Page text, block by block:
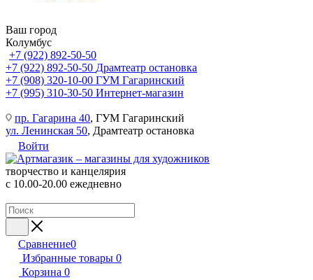
Ваш город
Колумбус
+7 (922) 892-50-50
+7 (922) 892-50-50 Драмтеатр остановка
+7 (908) 320-10-00 ГУМ Гагаринский
+7 (995) 310-30-50 Интернет-магазин
пр. Гагарина 40, ГУМ Гагаринский
ул. Ленинская 50, Драмтеатр остановка
Войти
творчество и канцелярия
с 10.00-20.00 ежедневно
Сравнение0
Избранные товары 0
Корзина 0